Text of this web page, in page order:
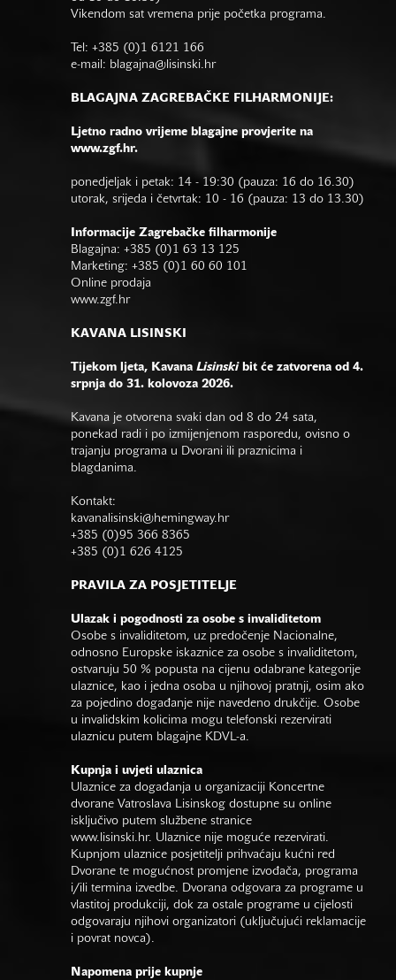
Vikendom sat vremena prije početka programa.
Tel: +385 (0)1 6121 166
e-mail: blagajna@lisinski.hr
BLAGAJNA ZAGREBAČKE FILHARMONIJE:
Ljetno radno vrijeme blagajne provjerite na
www.zgf.hr.
ponedjeljak i petak: 14 - 19:30 (pauza: 16 do 16.30)
utorak, srijeda i četvrtak: 10 - 16 (pauza: 13 do 13.30)
Informacije Zagrebačke filharmonije
Blagajna: +385 (0)1 63 13 125
Marketing: +385 (0)1 60 60 101
Online prodaja
www.zgf.hr
KAVANA LISINSKI
Tijekom ljeta, Kavana Lisinski bit će zatvorena od 4.
srpnja do 31. kolovoza 2026.
Kavana je otvorena svaki dan od 8 do 24 sata,
ponekad radi i po izmijenjenom rasporedu, ovisno o
trajanju programa u Dvorani ili praznicima i
blagdanima.
Kontakt:
kavanalisinski@hemingway.hr
+385 (0)95 366 8365
+385 (0)1 626 4125
PRAVILA ZA POSJETITELJE
Ulazak i pogodnosti za osobe s invaliditetom
Osobe s invaliditetom, uz predočenje Nacionalne,
odnosno Europske iskaznice za osobe s invaliditetom,
ostvaruju 50 % popusta na cijenu odabrane kategorije
ulaznice, kao i jedna osoba u njihovoj pratnji, osim ako
za pojedino događanje nije navedeno drukčije. Osobe
u invalidskim kolicima mogu telefonski rezervirati
ulaznicu putem blagajne KDVL-a.
Kupnja i uvjeti ulaznica
Ulaznice za događanja u organizaciji Koncertne
dvorane Vatroslava Lisinskog dostupne su online
isključivo putem službene stranice
www.lisinski.hr. Ulaznice nije moguće rezervirati.
Kupnjom ulaznice posjetitelji prihvaćaju kućni red
Dvorane te mogućnost promjene izvođača, programa
i/ili termina izvedbe. Dvorana odgovara za programe u
vlastitoj produkciji, dok za ostale programe u cijelosti
odgovaraju njihovi organizatori (uključujući reklamacije
i povrat novca).
Napomena prije kupnje